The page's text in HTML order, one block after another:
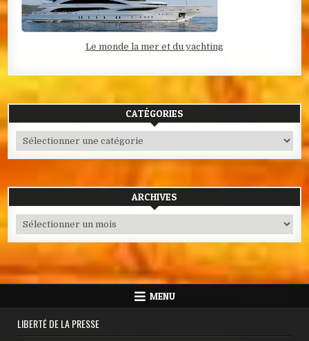
Le monde la mer et du yachting
CATÉGORIES
Catégories
ARCHIVES
Archives
MENU
LIBERTÉ DE LA PRESSE